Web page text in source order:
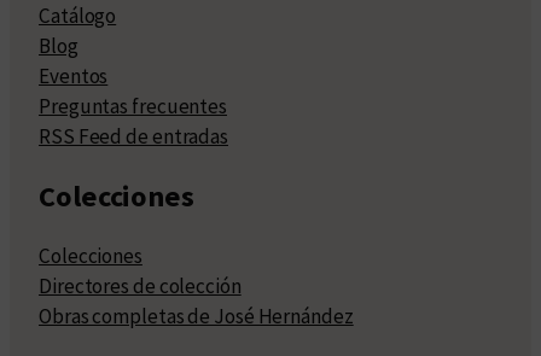
Catálogo
Blog
Eventos
Preguntas frecuentes
RSS Feed de entradas
Colecciones
Colecciones
Directores de colección
Obras completas de José Hernández